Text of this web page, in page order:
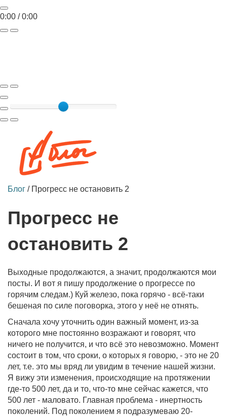
0:00 /0:00
Блог / Прогресс не остановить 2
Прогресс не
остановить 2
Выходные продолжаются, а значит, продолжаются мои
посты. И вот я пишу продолжение о прогрессе по
горячим следам.) Куй железо, пока горячо - всё-таки
бешеная по силе поговорка, этого у неё не отнять.
Сначала хочу уточнить один важный момент, из-за
которого мне постоянно возражают и говорят, что
ничего не получится, и что всё это невозможно. Момент
состоит в том, что сроки, о которых я говорю, - это не 20
лет, т.е. это мы вряд ли увидим в течение нашей жизни.
Я вижу эти изменения, происходящие на протяжении
где-то 500 лет, да и то, что-то мне сейчас кажется, что
500 лет - маловато. Главная проблема - инертность
поколений. Под поколением я подразумеваю 20-